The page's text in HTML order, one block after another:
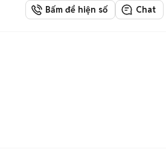
Bấm để hiện số Chat